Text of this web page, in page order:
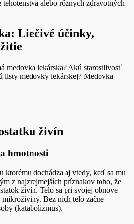
alebo rôznych zdravotných
Liečivé účinky,
medovka lekárska? Akú starostlivosť
listy medovky lekárskej? Medovka
živín
hmotnosti
ktorému dochádza aj vtedy, keď sa mu
z najzrejmejších príznakov toho, že
živín. Telo sa pri svojej obnove
Bez nich telo začne
(katabolizmus).